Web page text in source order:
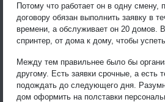
Потому что работает он в одну смену,
договору обязан выполнить заявку в
времени, а обслуживает он 20 домов.
спринтер, от дома к дому, чтобы успеть.
Между тем правильнее было бы
другому. Есть заявки срочные, а есть
подождать до следующего дня.
дом оформить на полставки